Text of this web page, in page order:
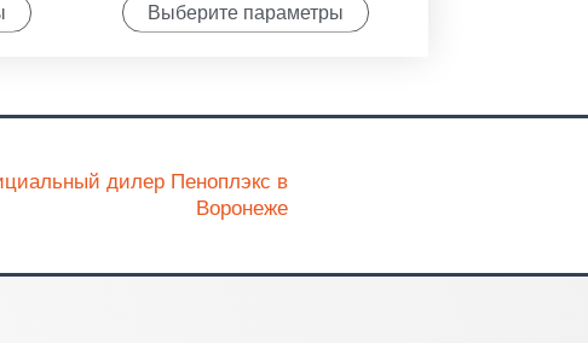
Выберите параметры
дилер Пеноплэкс в
Воронеже